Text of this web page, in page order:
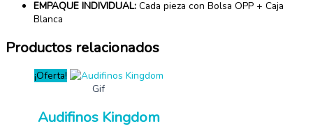
EMPAQUE INDIVIDUAL: Cada pieza con Bolsa OPP + Caja
Blanca
Productos relacionados
¡Oferta!
Gif
Audifinos Kingdom